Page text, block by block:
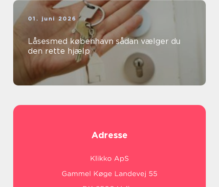
01. juni 2026
Låsesmed københavn sådan vælger du
den rette hjælp
Adresse